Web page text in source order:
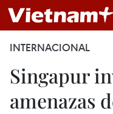
INTERNACIONAL
Singapur
amenazas